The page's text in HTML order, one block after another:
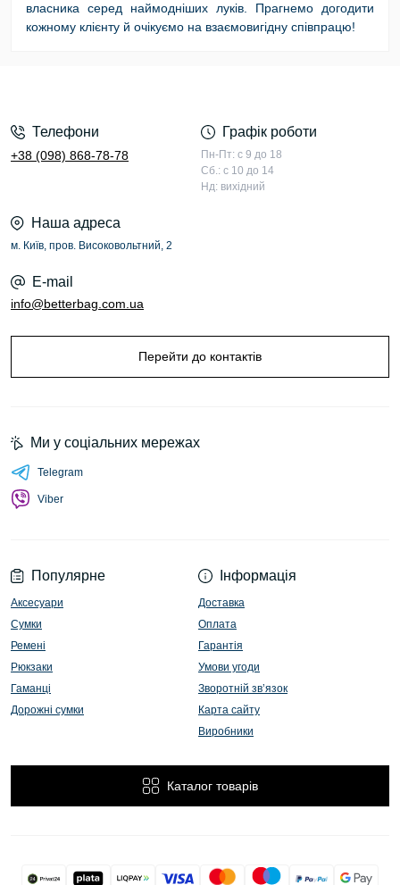
власника серед наймодніших луків. Прагнемо догодити
кожному клієнту й очікуємо на взаємовигідну співпрацю!
Телефони
+38 (098) 868-78-78
Графік роботи
Пн-Пт: с 9 до 18
Сб.: с 10 до 14
Нд: вихідний
Наша адреса
м. Київ, пров. Високовольтний, 2
E-mail
info@betterbag.com.ua
Перейти до контактів
Популярне
Аксесуари
Сумки
Ремені
Рюкзаки
Гаманці
Дорожні сумки
Інформація
Доставка
Оплата
Гарантія
Умови угоди
Зворотній зв’язок
Карта сайту
Виробники
Каталог товарів
Ми у соціальних мережах
Telegram
Viber